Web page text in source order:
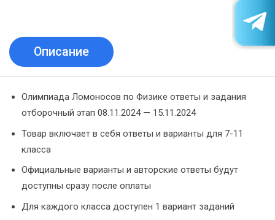
Описание
Олимпиада Ломоносов по Физике ответы и задания
отборочный этап 08.11.2024 — 15.11.2024
Товар включает в себя ответы и варианты для 7-11
класса
Официальные варианты и авторские ответы будут
доступны сразу после оплаты
Для каждого класса доступен 1 вариант заданий